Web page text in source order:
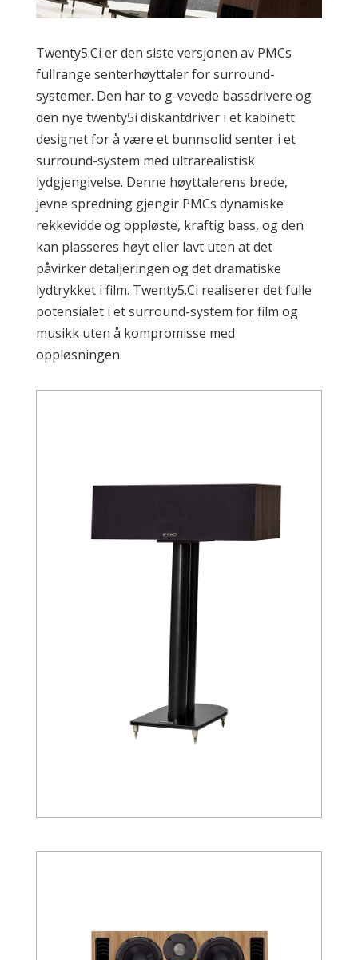
Twenty5.Ci er den siste versjonen av PMCs
fullrange senterhøyttaler for surround-
systemer. Den har to g-vevede bassdrivere og
den nye twenty5i diskantdriver i et kabinett
designet for å være et bunnsolid senter i et
surround-system med ultrarealistisk
lydgjengivelse. Denne høyttalerens brede,
jevne spredning gjengir PMCs dynamiske
rekkevidde og oppløste, kraftig bass, og den
kan plasseres høyt eller lavt uten at det
påvirker detaljeringen og det dramatiske
lydtrykket i film. Twenty5.Ci realiserer det fulle
potensialet i et surround-system for film og
musikk uten å kompromisse med
oppløsningen.